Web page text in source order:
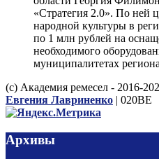
«Стратегия 2.0». По ней
народной культуры в
по 1 млн рублей на
необходимого
муниципалитетах
(с) Академия ремесел - 2016-
Евгения Лавриненко | 020BE
Архивы